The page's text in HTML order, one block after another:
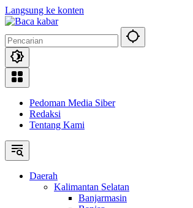
Langsung ke konten
Pedoman Media Siber
Redaksi
Tentang Kami
Daerah
Kalimantan Selatan
Banjarmasin